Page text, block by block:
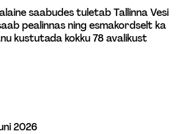
saabudes tuletab Tallinna Vesi
pealinnas ning esmakordselt ka
kustutada kokku 78 avalikust
2026